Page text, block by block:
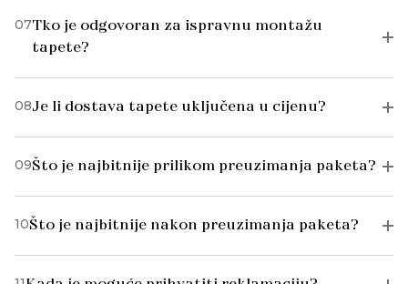
07Tko je odgovoran za ispravnu montažu
tapete?
08Je li dostava tapete uključena u cijenu?
09Što je najbitnije prilikom preuzimanja paketa?
10Što je najbitnije nakon preuzimanja paketa?